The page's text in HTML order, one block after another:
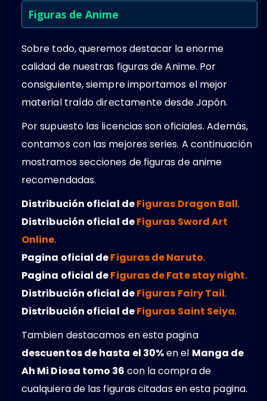
Figuras de Anime
Sobre todo, queremos destacar la enorme
calidad de nuestras figuras de Anime. Por
consiguiente, siempre importamos el mejor
material traído directamente desde Japón.
Por supuesto las licencias son oficiales. Además,
contamos con las mejores series. A continuación
mostramos secciones de figuras de anime
recomendadas.
Distribución oficial deFiguras Dragon Ball.
Distribución oficial deFiguras Sword Art
Online.
Pagina oficial deFiguras de Naruto.
Pagina oficial deFiguras de Fate stay night.
Distribución oficial deFiguras Fairy Tail.
Distribución oficial deFiguras Saint Seiya.
Tambien destacamos en esta pagina
descuentos de hasta el 30%en el Manga de
Ah Mi Diosa tomo 36 con la compra de
cualquiera de las figuras citadas en esta pagina.